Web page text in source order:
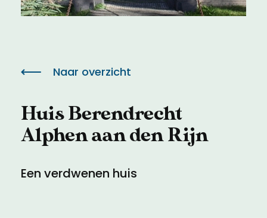
Huis Berendrecht
Alphen aan den Rijn
Een verdwenen huis
Naar overzicht